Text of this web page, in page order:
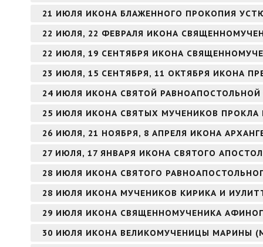
21 ИЮЛЯ ИКОНА БЛАЖЕННОГО ПРОКОПИЯ
22 ИЮЛЯ, 22 ФЕВРАЛЯ ИКОНА
22 ИЮЛЯ, 19 СЕНТЯБРЯ ИКОНА
23 ИЮЛЯ, 15 СЕНТЯБРЯ, 11 ОКТЯБРЯ ИКОНА
24 ИЮЛЯ ИКОНА СВЯТОЙ
25 ИЮЛЯ ИКОНА СВЯТЫХ МУЧЕНИКОВ ПРОКЛА
26 ИЮЛЯ, 21 НОЯБРЯ, 8 АПРЕЛЯ ИКОНА
27 ИЮЛЯ, 17 ЯНВАРЯ ИКОНА СВЯТОГО
28 ИЮЛЯ ИКОНА СВЯТОГО
28 ИЮЛЯ ИКОНА МУЧЕНИКОВ КИРИКА И
29 ИЮЛЯ ИКОНА СВЯЩЕННОМУЧЕНИКА
30 ИЮЛЯ ИКОНА ВЕЛИКОМУЧЕНИЦЫ МАРИНЫ